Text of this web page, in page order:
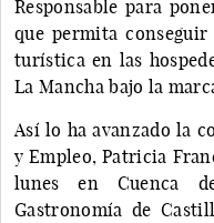
Responsable para
que permita
turística en las
La Mancha bajo la
Así lo ha avanzado la
y Empleo, Patricia
lunes en Cuenca
Gastronomía de